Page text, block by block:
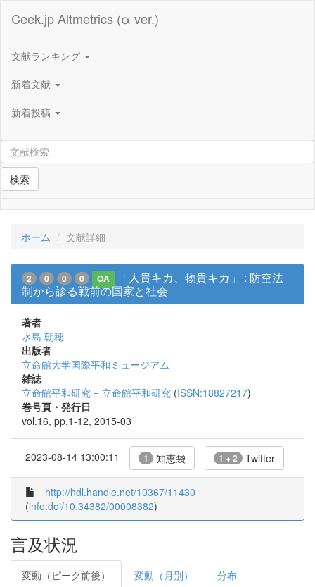
Ceek.jp Altmetrics (α ver.)
文献ランキング
新着文献
新着投稿
検索
ホーム 文献詳細
2 0 0 0 OA
「人貴キカ、物貴キカ」 : 防空法
制から診る戦前の国家と社会
著者
水島 朝穂
出版者
立命館大学国際平和ミュージアム
雑誌
立命館平和研究 = 立命館平和研究 (ISSN:18827217)
巻号頁・発行日
vol.16, pp.1-12, 2015-03
2023-08-14 13:00:11 1 知恵袋 1 + 2 Twitter
http://hdl.handle.net/10367/11430
(info:doi/10.34382/00008382)
言及状況
変動（ピーク前後） 変動（月別） 分布